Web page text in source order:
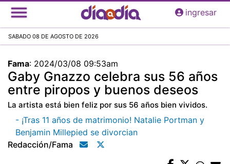
Pasar
al
principal
ingresar
SABADO 08 DE AGOSTO DE 2026
Fama: 2024/03/08 09:53am
Gaby Gnazzo celebra sus 56 años
entre piropos y buenos deseos
La artista está bien feliz por sus 56 años bien vividos.
- ¡Tras 11 años de matrimonio! Natalie Portman y
Benjamin Millepied se divorcian
Redacción/fama